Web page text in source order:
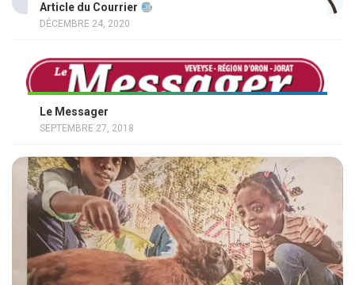
Article du Courrier
DÉCEMBRE 24, 2020
Le Messager
SEPTEMBRE 27, 2018